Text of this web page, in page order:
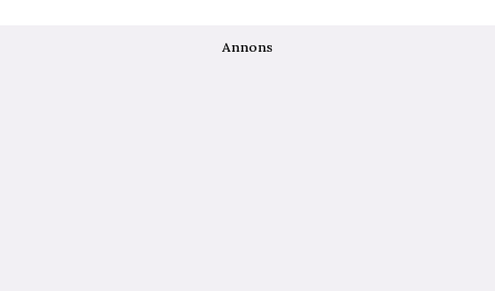
Annons